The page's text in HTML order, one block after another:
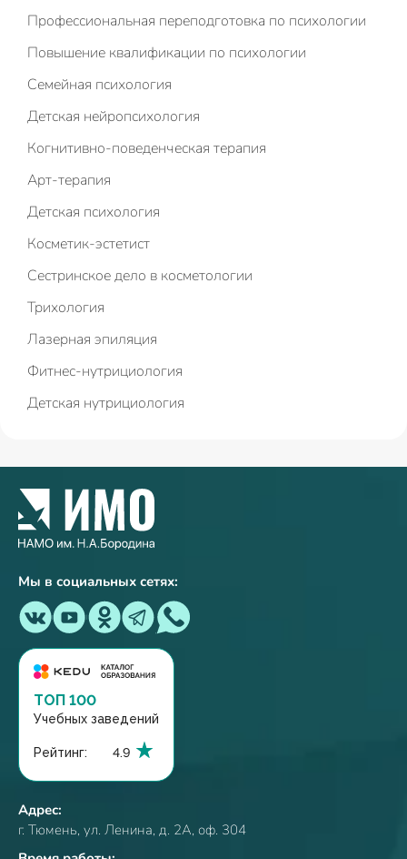
Профессиональная переподготовка по психологии
Повышение квалификации по психологии
Семейная психология
Детская нейропсихология
Когнитивно-поведенческая терапия
Арт-терапия
Детская психология
Косметик-эстетист
Сестринское дело в косметологии
Трихология
Лазерная эпиляция
Фитнес-нутрициология
Детская нутрициология
Мы в социальных сетях:
ТОП 100
Учебных заведений
Рейтинг: 4.9
Адрес:
г. Тюмень, ул. Ленина, д. 2А, оф. 304